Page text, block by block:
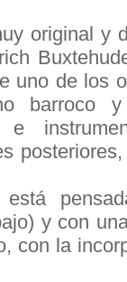
original y
uno de los
barroco
e
está
y con
con la